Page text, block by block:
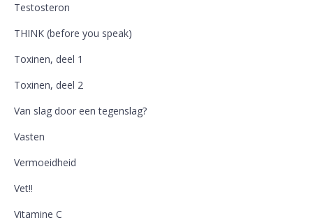
Testosteron
THINK (before you speak)
Toxinen, deel 1
Toxinen, deel 2
Van slag door een tegenslag?
Vasten
Vermoeidheid
Vet!!
Vitamine C